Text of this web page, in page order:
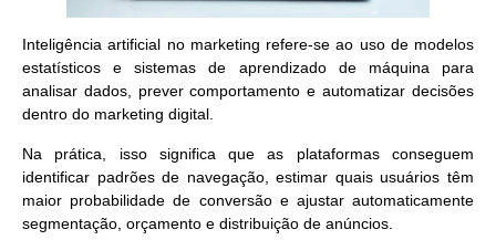
Inteligência artificial no marketing refere-se ao uso de modelos
estatísticos e sistemas de aprendizado de máquina para
analisar dados, prever comportamento e automatizar decisões
dentro do marketing digital.
Na prática, isso significa que as plataformas conseguem
identificar padrões de navegação, estimar quais usuários têm
maior probabilidade de conversão e ajustar automaticamente
segmentação, orçamento e distribuição de anúncios.